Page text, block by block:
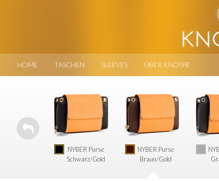
HOME TASCHEN SLEEVES ÜBER KNOSPE
NYBER Purse
Schwarz/Gold
NYBER Purse
Braun/Gold